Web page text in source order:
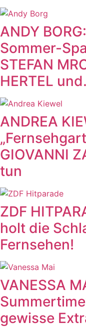
ANDY
Sommer-
STEFAN
HERTEL
ANDREA
GIOVANNI
tun
ZDF
holt die
Fernsehen!
VANESSA
gewisse